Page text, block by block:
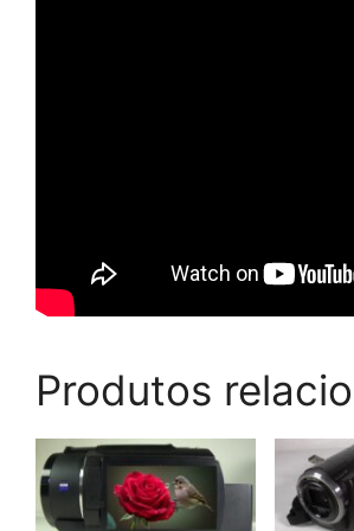
Produtos